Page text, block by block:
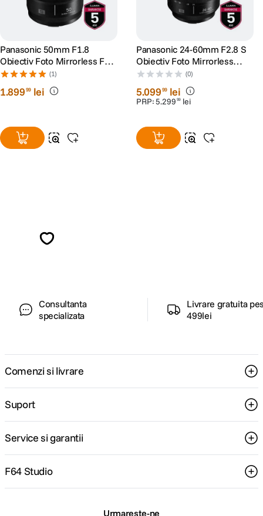
Panasonic 50mm F1.8
Obiectiv Foto Mirrorless Full
Frame L-mount (White-box)
(1)
1.89999 lei
Panasonic 24-60mm F2.8 S
Obiectiv Foto Mirrorless
Montura L
(0)
5.09999 lei
PRP:5.299 99 lei
Consultanta
specializata
Livrare gratuita
499lei
Comenzi si livrare
Suport
Service si garantii
F64 Studio
Urmareste-ne